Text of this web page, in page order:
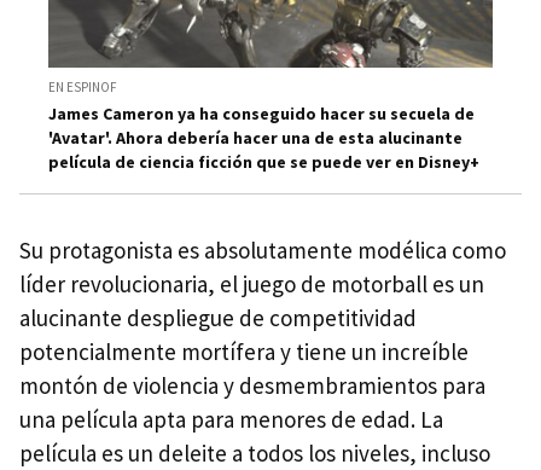
EN ESPINOF
James Cameron ya ha conseguido hacer su secuela de
'Avatar'. Ahora debería hacer una de esta alucinante
película de ciencia ficción que se puede ver en Disney+
Su protagonista es absolutamente modélica como
líder revolucionaria, el juego de motorball es un
alucinante despliegue de competitividad
potencialmente mortífera y tiene un increíble
montón de violencia y desmembramientos para
una película apta para menores de edad. La
película es un deleite a todos los niveles, incluso